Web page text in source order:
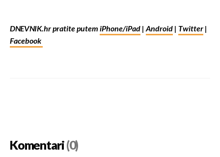
DNEVNIK.hr pratite putem iPhone/iPad |Android | Twitter |
Facebook
Komentari(0)